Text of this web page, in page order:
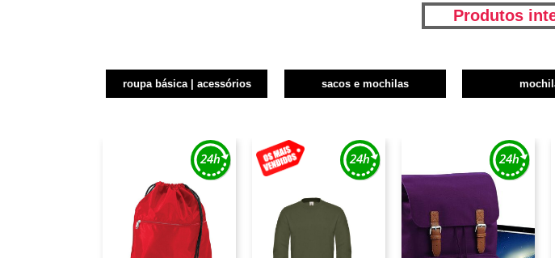
Produtos
roupa básica | acessórios sacos e mochilas